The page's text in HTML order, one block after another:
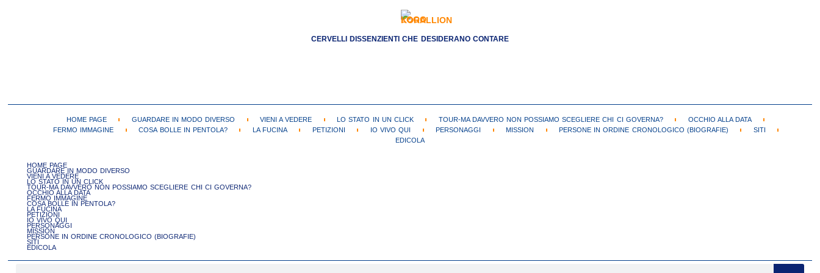
CERVELLI DISSENZIENTI CHE DESIDERANO CONTARE
HOME PAGE GUARDARE IN MODO DIVERSO VIENI A VEDERE LO STATO IN UN CLICK TOUR-MA DAVVERO NON POSSIAMO SCEGLIERE CHI CI GOVERNA?
OCCHIO ALLA DATA
FERMO IMMAGINE
COSA BOLLE IN PENTOLA? LA FUCINA PETIZIONI IO VIVO QUI PERSONAGGI MISSION PERSONE IN ORDINE CRONOLOGICO (BIOGRAFIE)
SITI
EDICOLA
HOME PAGE
GUARDARE IN MODO DIVERSO
VIENI A VEDERE
LO STATO IN UN CLICK
TOUR-MA DAVVERO NON POSSIAMO SCEGLIERE CHI CI GOVERNA?
OCCHIO ALLA DATA
FERMO IMMAGINE
COSA BOLLE IN PENTOLA?
LA FUCINA
PETIZIONI
IO VIVO QUI
PERSONAGGI
MISSION
PERSONE IN ORDINE CRONOLOGICO (BIOGRAFIE)
SITI
EDICOLA